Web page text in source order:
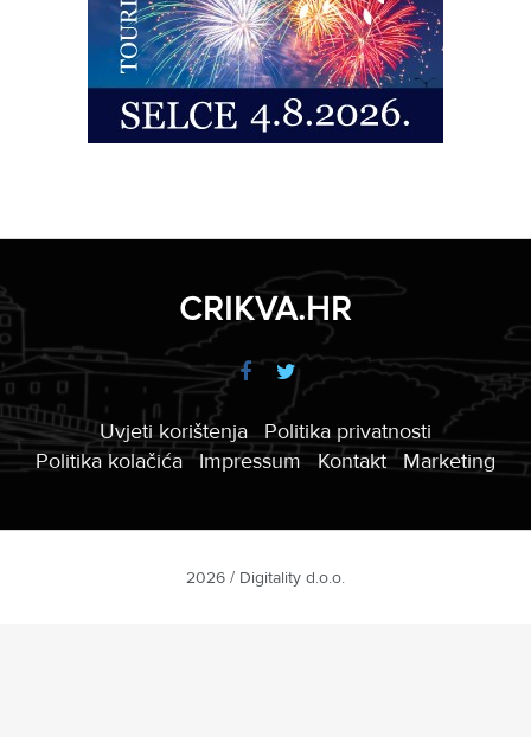
CRIKVA.HR
Uvjeti korištenja
Politika privatnosti
Politika kolačića
Impressum Kontakt Marketing
2026 / Digitality d.o.o.